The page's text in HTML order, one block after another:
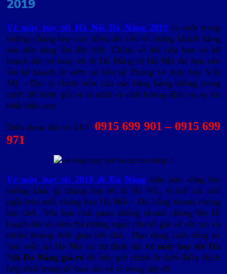
2019
Vé máy bay tết Hà Nội Đà Nẵng 2019là một trong
những chặng bay cao điểm tết với số lượng khách hàng
săn đón tăng lên đột biết. Chính vì thế nếu bạn có kế
hoạch đặt vé máy tết đi Đà Nẵng từ Hà Nội thì bạn nên
lên kê hoạch từ sớm và liên hệ Phòng vé máy bay Việt
Mỹ – Đại lý chính thức của các hãng hàng không trong
nước để được giá vé rẻ nhất và chất lượng dịch vụ uy tín
nhất hiện nay.
Điện thoại đặt vé 24/7: 0915 699 901 – 0915 699
971
Vé máy bay tết 2018 đi Đà Nẵngnăm nào cũng hót
không khác gì chặng bay tết đi Hà Nội, vì thế các chỗ
ngồi trên mỗi chặng bay Hà Nội – Đà Nẵng nhanh chóng
kín chỗ. Nếu bạn chủ quan không nhanh chóng lên kế
hoạch đặt vé sớm thì những ngày cần tết giá vé rất cao và
nhiều khung thời gian hết chỗ. Bạn đang sinh sống và
làm việc tại Hà Nội có dự định đặt vé máy bay tết Hà
Nội Đà Nẵng giá rẻ thì bây giờ chính là thời điểm thích
hợp nhất trong để bạn săn vé rẻ trong dịp tết.